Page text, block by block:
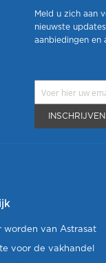
Meld u zich aan
nieuwste
aanbiedingen en
INSCHRIJVEN
worden van Astrasat
voor de vakhandel